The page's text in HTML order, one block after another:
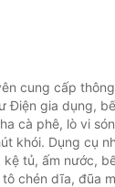
cung cấp
Điện gia dụng,
cà phê, lò vi
khói. Dụng cụ
tủ, ấm nước,
chén dĩa, đũa